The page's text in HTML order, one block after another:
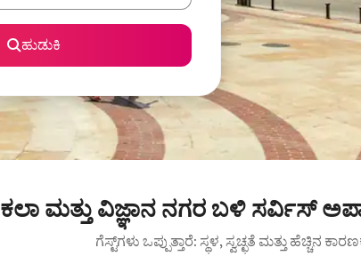
ಹುಡುಕಿ
ಕಲಾ ಮತ್ತು ವಿಜ್ಞಾನ ನಗರ ಬಳಿ ಸರ್ವಿಸ್
ಗೆಸ್ಟ್‌ಗಳು ಒಪ್ಪುತ್ತಾರೆ: ಸ್ಥಳ, ಸ್ವಚ್ಛತೆ ಮತ್ತು ಹೆಚ್ಚಿನ